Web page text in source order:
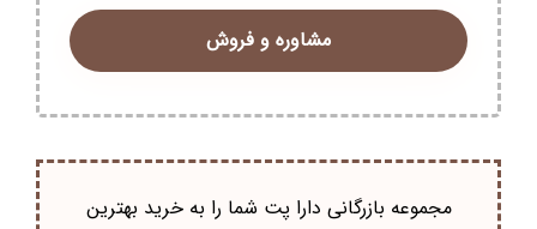
مشاوره و فروش
مجموعه بازرگانی دارا پت شما را به خرید بهترین